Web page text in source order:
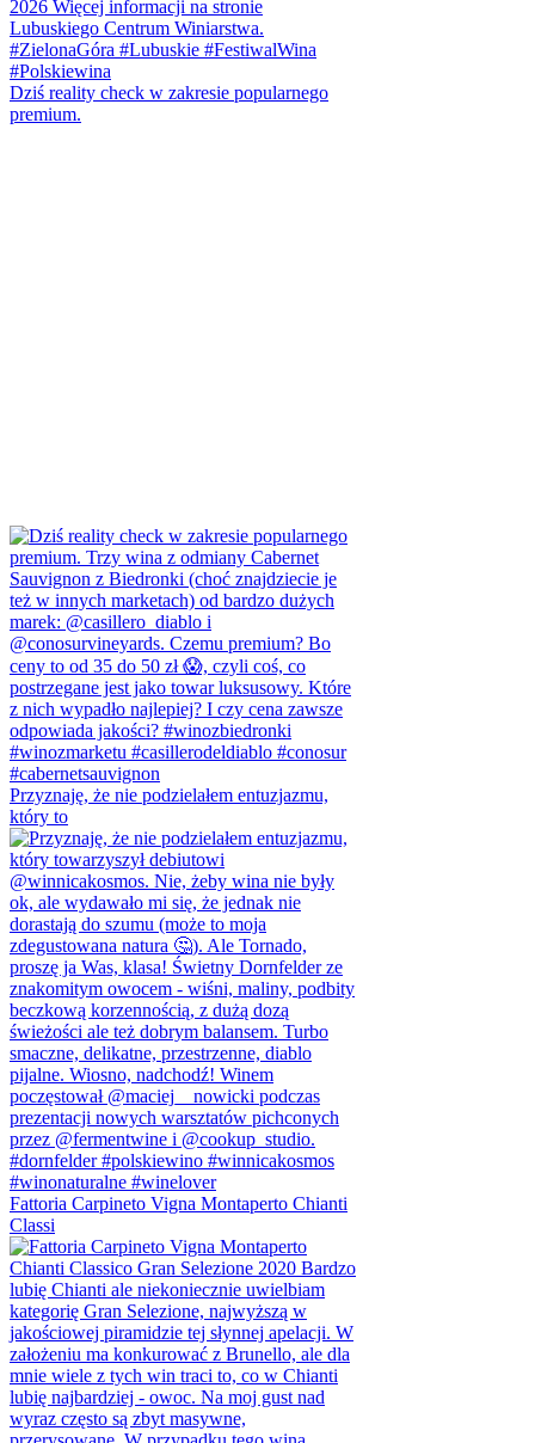
Dziś reality check w zakresie popularnego
premium.
Przyznaję, że nie podzielałem entuzjazmu,
który to
Fattoria Carpineto Vigna Montaperto Chianti
Classi